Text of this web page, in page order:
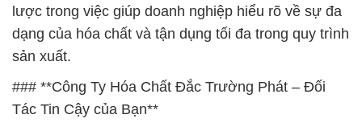
lược trong việc giúp doanh nghiệp hiểu rõ về sự đa
dạng của hóa chất và tận dụng tối đa trong quy trình
sản xuất.
### **Công Ty Hóa Chất Đắc Trường Phát – Đối
Tác Tin Cậy của Bạn**